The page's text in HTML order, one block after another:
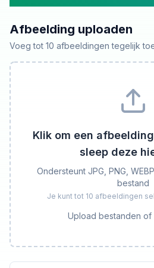
Afbeelding uploaden
Voeg tot 10 afbeeldingen tegelijk
Klik om een
sleep deze
Ondersteunt JPG, PNG,
bestand
Je kunt tot 10 afbeeldingen
Upload bestanden of